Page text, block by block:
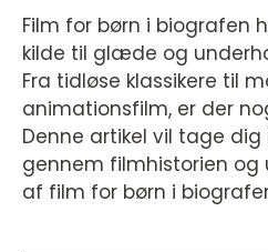
Film for børn i biografen
kilde til glæde og
Fra tidløse klassikere til
animationsfilm, er der
Denne artikel vil tage
gennem filmhistorien og
af film for børn i